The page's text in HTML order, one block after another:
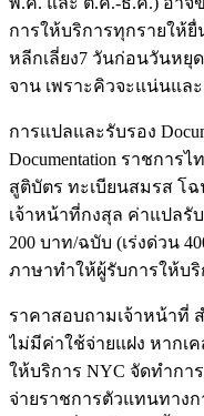
การให้บริการทุกรายให้ยื่
หลีกเลี่ยง7 วันก่อนวันหยุ
จาน เพราะคิวจะแน่นแล
การแปลและรับรอง
Documentation ราชการ
สูติบัตร ทะเบียนสมรส โฉ
เจ้าหน้าที่กงสุล ค่าแปลรั
200 บาท/ฉบับ (เร่งด่วน
ภาษาทำให้ผู้รับการให้บริ
ราคาสอบถามเจ้าหน้าที่
ไม่มีค่าใช้จ่ายแฝง หากเ
ให้บริการ NYC จัดทำก
จ่ายราชการตัวแทนทาง